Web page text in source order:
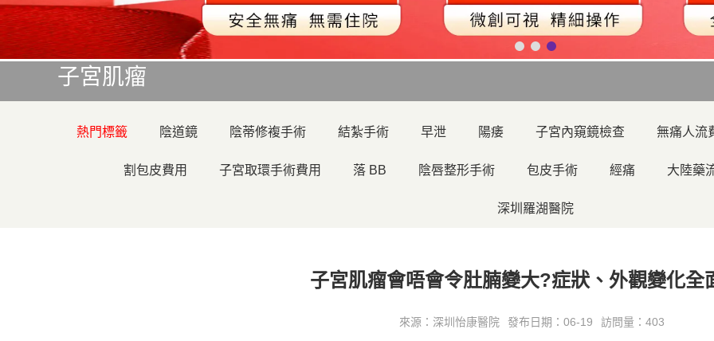
子宮肌瘤
熱門標籤 陰道鏡 陰蒂修複手術 結紮手術 早泄 陽痿 子宮內窺鏡檢查 無痛人流
割包皮費用 子宮取環手術費用 落 BB 陰唇整形手術 包皮手術 經痛 大陸藥
深圳羅湖醫院
子宮肌瘤會唔會令肚腩變大?症狀、外觀變化全
來源：深圳怡康醫院 發布日期：06-19 訪問量：403